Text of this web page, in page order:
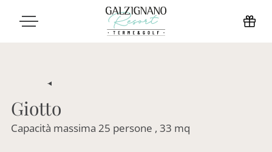
Giotto
Capacità massima 25 persone , 33 mq